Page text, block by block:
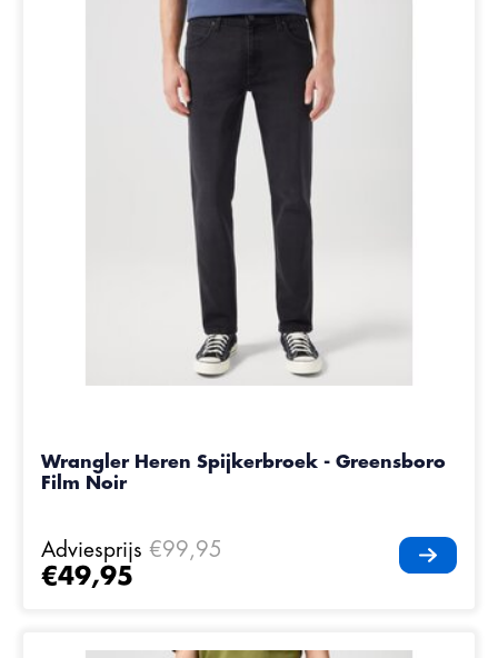
Wrangler Heren Spijkerbroek - Greensboro
Film Noir
Adviesprijs €99,95
€49,95